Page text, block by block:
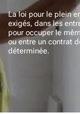
La loi pour le plein
exigés, dans les
pour occuper le
ou entre un contrat
déterminée.